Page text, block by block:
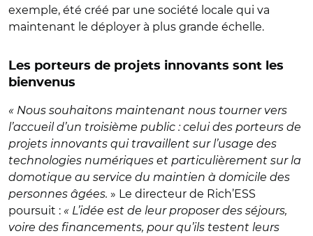
exemple, été créé par une société locale qui va
maintenant le déployer à plus grande échelle.
Les porteurs de projets innovants sont les
bienvenus
« Nous souhaitons maintenant nous tourner vers
l’accueil d’un troisième public : celui des porteurs de
projets innovants qui travaillent sur l’usage des
technologies numériques et particulièrement sur la
domotique au service du maintien à domicile des
personnes âgées. » Le directeur de Rich’ESS
poursuit : « L’idée est de leur proposer des séjours,
voire des financements, pour qu’ils testent leurs